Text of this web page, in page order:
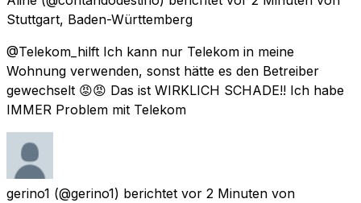
Stuttgart, Baden-Württemberg
@Telekom_hilft Ich kann nur Telekom in meine
Wohnung verwenden, sonst hätte es den Betreiber
gewechselt 😡😡 Das ist WIRKLICH SCHADE!! Ich habe
IMMER Problem mit Telekom
gerino1 (@gerino1) berichtet vor 2 Minuten von